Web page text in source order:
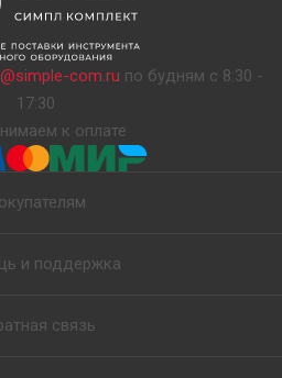
com.ru по будням с 8:30 -
17:30
к оплате
и поддержка
связь